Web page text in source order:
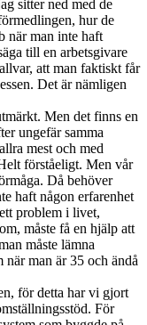
sitter ned med de
hur de
när man inte haft
till en arbetsgivare
att man faktiskt får
Det är nämligen
Men det finns en
ungefär samma
mest och med
förståeligt. Men vår
Då behöver
haft någon erfarenhet
problem i livet,
måste få en hjälp att
måste lämna
när man är 35 och ändå
för detta har vi gjort
För